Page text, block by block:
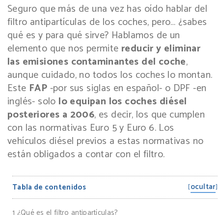
Seguro que más de una vez has oído hablar del
filtro antipartículas de los coches, pero… ¿sabes
qué es y para qué sirve? Hablamos de un
elemento que nos permite reducir y eliminar
las emisiones contaminantes del coche,
aunque cuidado, no todos los coches lo montan.
Este FAP-por sus siglas en español- o DPF -en
inglés- solo lo equipan los coches diésel
posteriores a 2006, es decir, los que cumplen
con las normativas Euro 5 y Euro 6. Los
vehículos diésel previos a estas normativas no
están obligados a contar con el filtro.
Tabla de contenidos [ocultar]